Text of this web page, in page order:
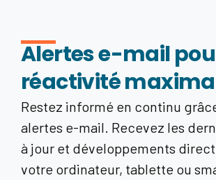
Alertes e-mail
réactivité
Restez informé en continu
alertes e-mail. Recevez les
à jour et développements
votre ordinateur, tablette ou